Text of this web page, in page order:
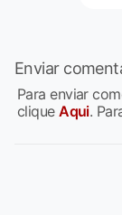
Enviar
Para enviar
cliqueAqui.